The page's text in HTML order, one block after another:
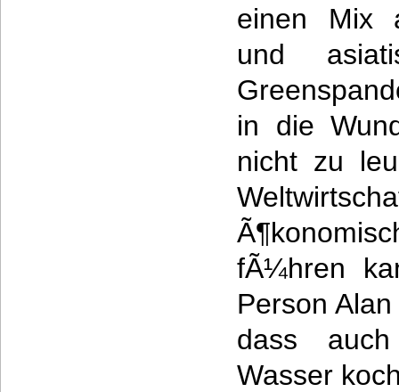
einen Mix
und
in die
nicht zu
fÃ¼hren
Person
dass
Wasser